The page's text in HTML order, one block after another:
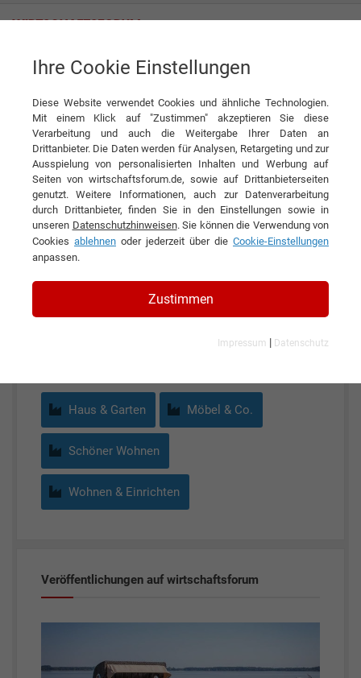
dekoVries GmbH
KONTAKT
dekoVries GmbH
Haus & Garten Möbel & Co.
Schöner Wohnen
Wohnen & Einrichten
Veröffentlichungen auf wirtschaftsforum
Ihre Cookie Einstellungen
Diese Website verwendet Cookies und ähnliche Technologien.
Mit einem Klick auf "Zustimmen" akzeptieren Sie diese
Verarbeitung und auch die Weitergabe Ihrer Daten an
Drittanbieter. Die Daten werden für Analysen, Retargeting und zur
Ausspielung von personalisierten Inhalten und Werbung auf
Seiten von wirtschaftsforum.de, sowie auf Drittanbieterseiten
genutzt. Weitere Informationen, auch zur Datenverarbeitung
durch Drittanbieter, finden Sie in den Einstellungen sowie in
unseren Datenschutzhinweisen. Sie können die Verwendung von
Cookies ablehnen oder jederzeit über die Cookie-Einstellungen
anpassen.
Zustimmen
Impressum | Datenschutz